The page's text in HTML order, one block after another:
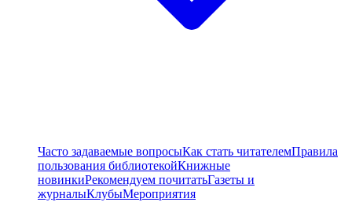
Часто задаваемые вопросыКак стать читателемПравила
пользования библиотекойКнижные
новинкиРекомендуем почитатьГазеты и
журналыКлубыМероприятия